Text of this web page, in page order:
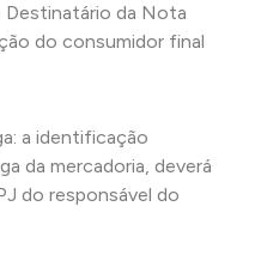
da Nota
do consumidor final
a identificação
da mercadoria, deverá
do responsável do